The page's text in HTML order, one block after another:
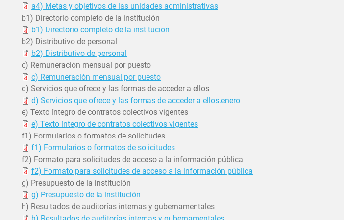
a4) Metas y objetivos de las unidades administrativas
b1) Directorio completo de la institución
b1) Directorio completo de la institución
b2) Distributivo de personal
b2) Distributivo de personal
c) Remuneración mensual por puesto
c) Remuneración mensual por puesto
d) Servicios que ofrece y las formas de acceder a ellos
d) Servicios que ofrece y las formas de acceder a ellos.enero
e) Texto íntegro de contratos colectivos vigentes
e) Texto íntegro de contratos colectivos vigentes
f1) Formularios o formatos de solicitudes
f1) Formularios o formatos de solicitudes
f2) Formato para solicitudes de acceso a la información pública
f2) Formato para solicitudes de acceso a la información pública
g) Presupuesto de la institución
g) Presupuesto de la institución
h) Resultados de auditorías internas y gubernamentales